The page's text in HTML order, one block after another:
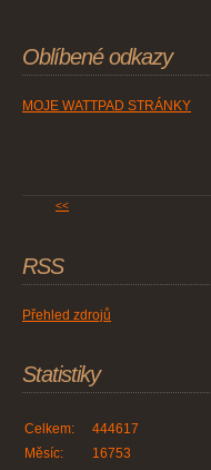
Oblíbené odkazy
MOJE WATTPAD STRÁNKY
<<
RSS
Přehled zdrojů
Statistiky
Celkem:
444617
Měsíc:
16753